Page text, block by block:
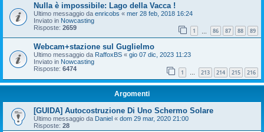
Nulla è impossibile: Lago della Vacca !
Ultimo messaggio da enricobs « mer 28 feb, 2018 16:24
Inviato in Nowcasting
Risposte: 2659 1 86 87 88 89
Webcam+stazione sul Guglielmo
Ultimo messaggio da RaffoxBS « gio 07 dic, 2023 11:23
Inviato in Nowcasting
Risposte: 6474 1 … 213 214 215 216
Argomenti
[GUIDA] Autocostruzione Di Uno Schermo Solare
Ultimo messaggio da Daniel « dom 29 mar, 2020 21:00
Risposte: 28